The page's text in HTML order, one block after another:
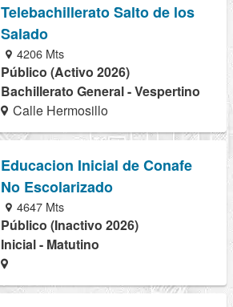
Telebachillerato Salto de los
Salado
4206 Mts
Público (Activo 2026)
Bachillerato General - Vespertino
Calle Hermosillo
Educacion Inicial de Conafe
No Escolarizado
4647 Mts
Público (Inactivo 2026)
Inicial - Matutino